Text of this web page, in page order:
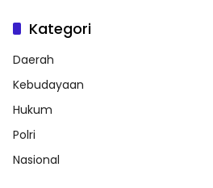
Kategori
Daerah
Kebudayaan
Hukum
Polri
Nasional